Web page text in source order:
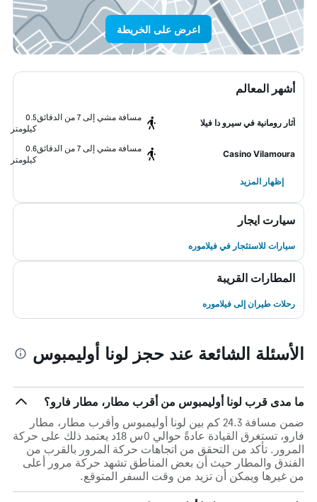
اعرض على الخريطة
أشهر المعالم
آثار رومانية في سيرو دا فيلا
مسافة مشي إلى 7 من الدقائق
0.5
كيلومتر
Casino Vilamoura
مسافة مشي إلى 7 من الدقائق
0.6
كيلومتر
إظهار المزيد
سيارت ايجار
سيارات للاستئجار في فيلاموره
المطارات القريبة
رحلات طيران إلى فيلاموره
الأسئلة الشائعة عند حجز لونا أوليمبوس
ما مدى قرب لونا أوليمبوس من أقرب مطار، مطار فارو؟
ضمن مسافة 24.3 كم بين لونا أوليمبوس وأقرب مطار، مطار
فارو، تستغرق القيادة عادةً حوالي 0س 18د يعتمد ذلك على حركة
المرور. تأكد من التحقق من اتجاهات حركة المرور بالقرب من
الفندق والمطار حيث أن بعض المناطق تشهد حركة مرور أعلى
من غيرها ويمكن أن تزيد من وقت السفر المتوقع.